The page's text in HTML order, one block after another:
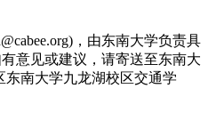
，由东南大学负责具
意见或建议，请寄送至东南大
南大学九龙湖校区交通学